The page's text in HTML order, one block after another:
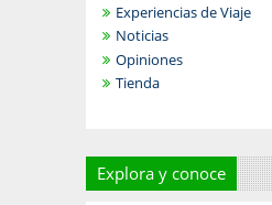
Experiencias de Viaje
Noticias
Opiniones
Tienda
Explora y conoce